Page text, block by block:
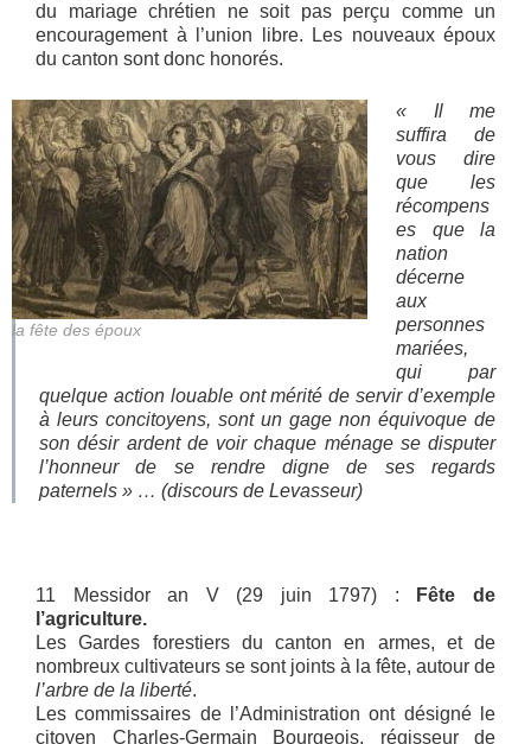
du mariage chrétien ne soit pas perçu comme un
encouragement à l’union libre. Les nouveaux époux
du canton sont donc honorés.
la fête des époux
« Il me
suffira de
vous dire
que les
récompens
es que la
nation
décerne
aux
personnes
mariées,
qui par
quelque action louable ont mérité de servir d’exemple
à leurs concitoyens, sont un gage non équivoque de
son désir ardent de voir chaque ménage se disputer
l’honneur de se rendre digne de ses regards
paternels » … (discours de Levasseur)
11 Messidor an V (29 juin 1797) :
Fête de
l’agriculture.
Les Gardes forestiers du canton en armes, et de
nombreux cultivateurs se sont joints à la fête, autour de
l’arbre de la liberté.
Les commissaires de l’Administration ont désigné le
citoyen Charles-Germain Bourgeois, régisseur de